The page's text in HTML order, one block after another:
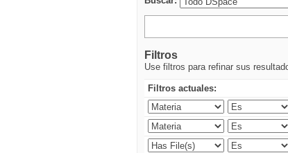
Filtros
Use filtros para refinar sus
Filtros actuales: